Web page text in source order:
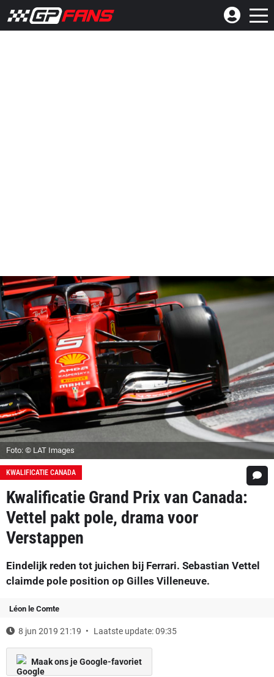
Foto: © LAT Images
KWALIFICATIE CANADA
Kwalificatie Grand Prix van Canada:
Vettel pakt pole, drama voor
Verstappen
Eindelijk reden tot juichen bij Ferrari. Sebastian Vettel
claimde pole position op Gilles Villeneuve.
Léon le Comte
8 jun 2019 21:19 Laatste update: 09:35
Maak ons je Google-favoriet